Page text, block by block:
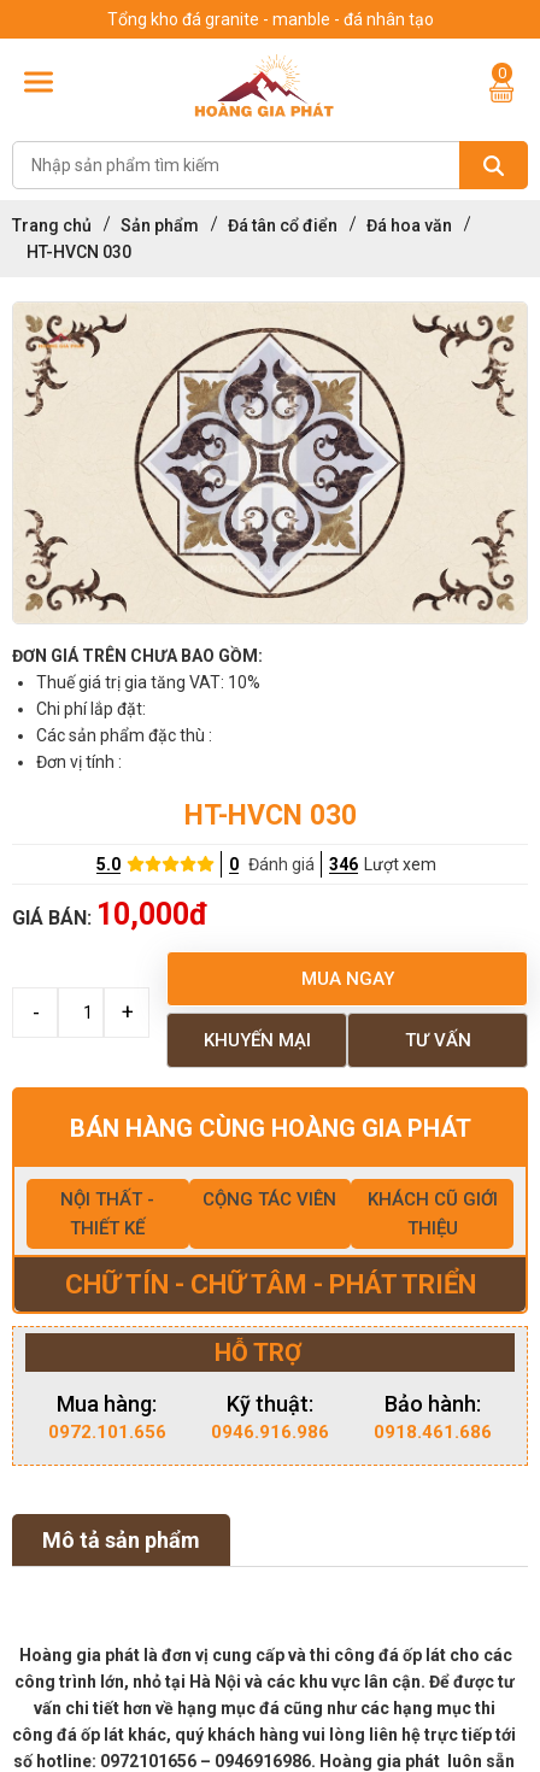
Tổng kho đá granite - manble - đá nhân tạo
0
Trang chủ Sản phẩm Đá tân cổ điển
Đá hoa văn
HT-HVCN 030
ĐƠN GIÁ TRÊN CHƯA BAO GỒM:
Thuế giá trị gia tăng VAT: 10%
Chi phí lắp đặt:
Các sản phẩm đặc thù :
Đơn vị tính :
HT-HVCN 030
5.0 0 Đánh giá 346 Lượt xem
GIÁ BÁN: 10,000đ
MUA NGAY
TƯ VẤN
KHUYẾN MẠI
BÁN HÀNG CÙNG HOÀNG GIA PHÁT
NỘI THẤT -
THIẾT KẾ
CỘNG TÁC VIÊN
KHÁCH CŨ GIỚI
THIỆU
CHỮ TÍN - CHỮ TÂM - PHÁT TRIỂN
HỖ TRỢ
Mua hàng:
0972.101.656
Kỹ thuật:
0946.916.986
Bảo hành:
0918.461.686
Mô tả sản phẩm
Hoàng gia phát là đơn vị cung cấp và thi công đá ốp lát cho các
công trình lớn, nhỏ tại Hà Nội và các khu vực lân cận. Để được tư
vấn chi tiết hơn về hạng mục đá cũng như các hạng mục thi
công đá ốp lát khác, quý khách hàng vui lòng liên hệ trực tiếp tới
số hotline: 0972101656 – 0946916986. Hoàng gia phát luôn sẵn